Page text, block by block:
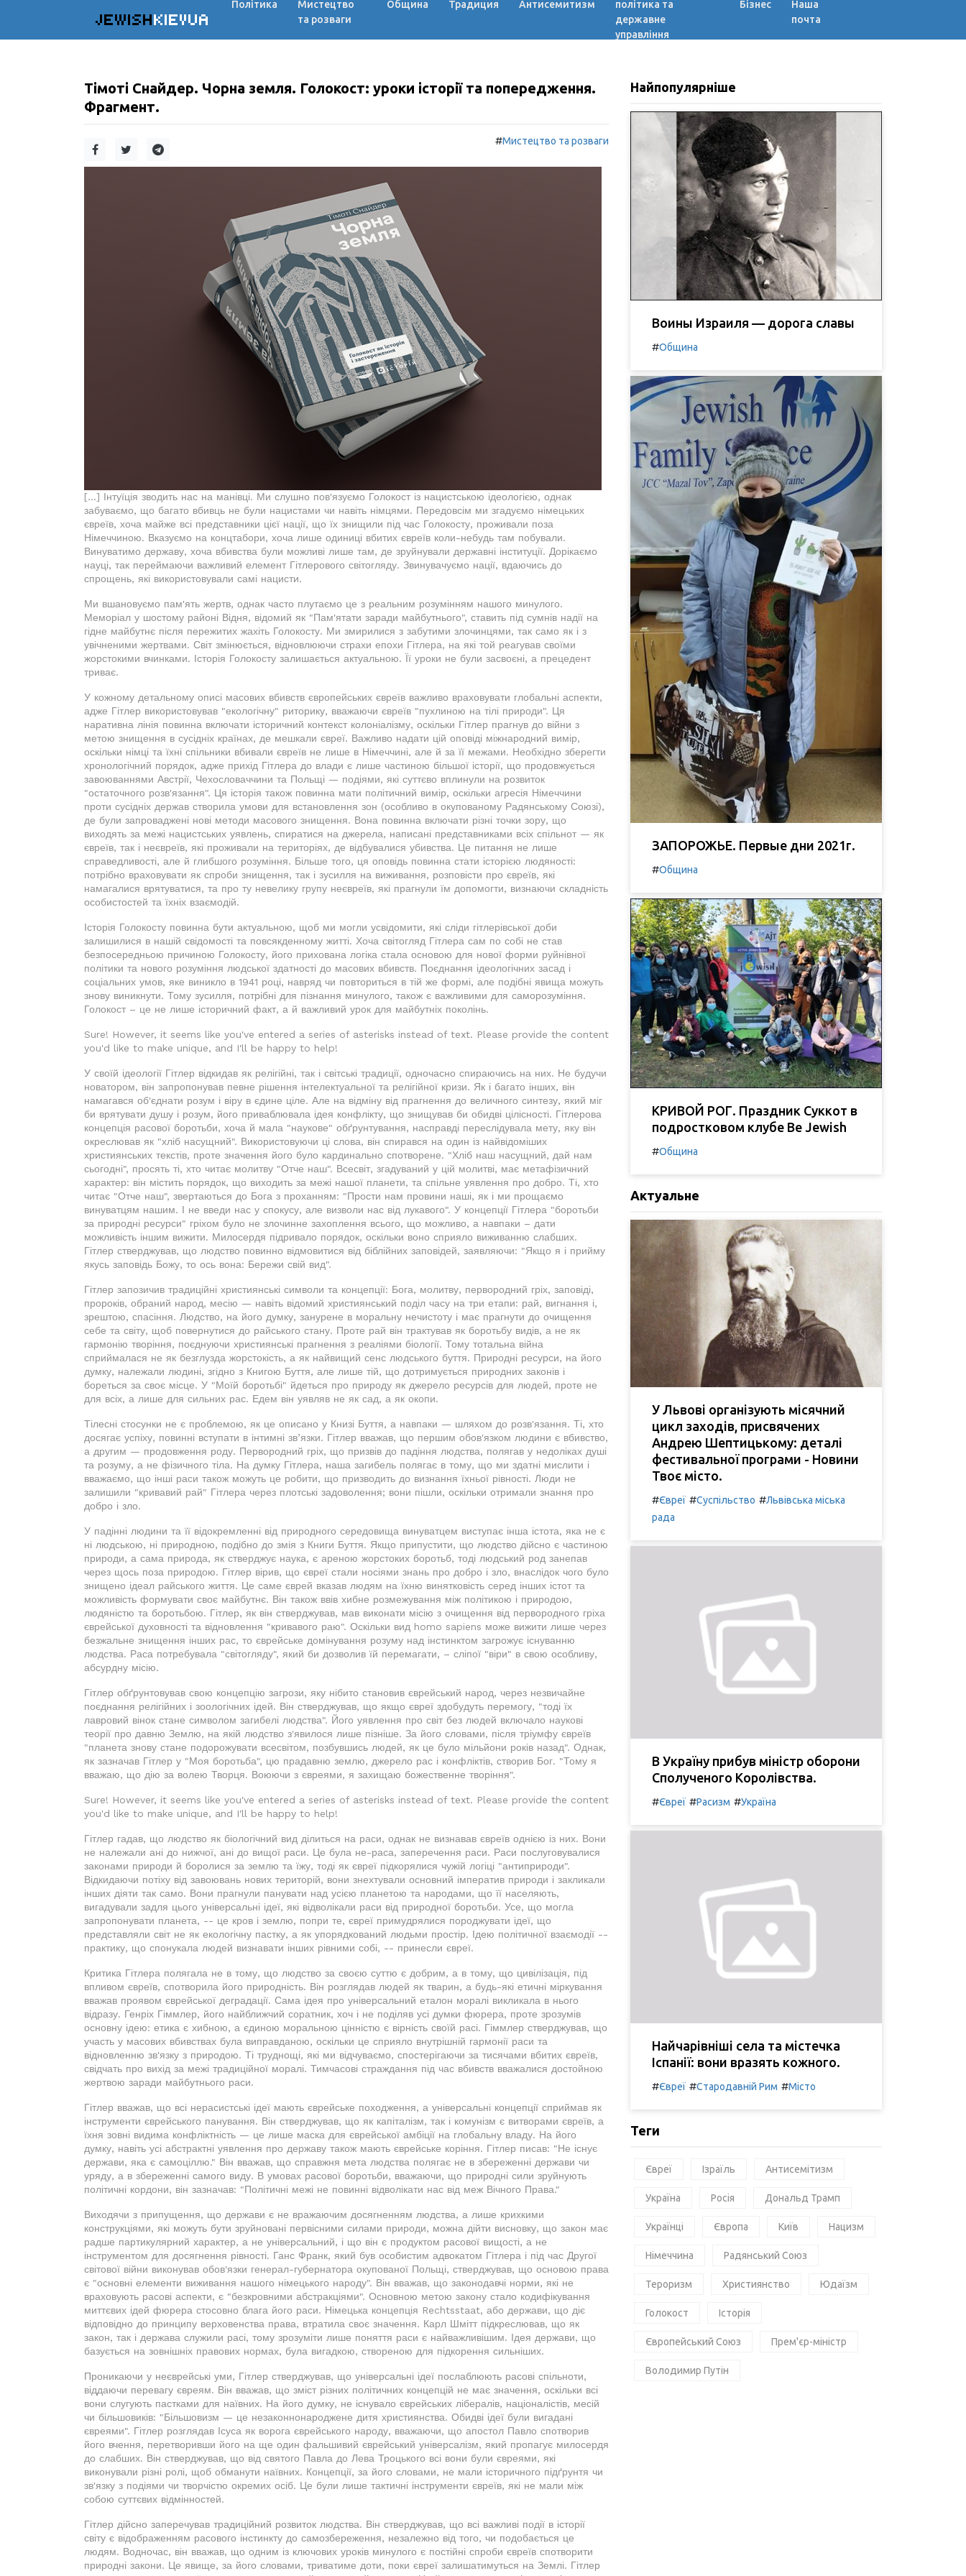
JEWISHKIEVUA
Політика
Мистецтво
та розваги
Община Традиция Антисемитизм
політика та
державне
управління
Бізнес
Наша
почта
Тімоті Снайдер. Чорна земля. Голокост: уроки історії та попередження.
Фрагмент.
#Мистецтво та розваги
[...] Інтуїція зводить нас на манівці. Ми слушно пов'язуємо Голокост із нацистською ідеологією, однак
забуваємо, що багато вбивць не були нацистами чи навіть німцями. Передовсім ми згадуємо німецьких
євреїв, хоча майже всі представники цієї нації, що їх знищили під час Голокосту, проживали поза
Німеччиною. Вказуємо на концтабори, хоча лише одиниці вбитих євреїв коли-небудь там побували.
Винуватимо державу, хоча вбивства були можливі лише там, де зруйнували державні інституції. Дорікаємо
науці, так переймаючи важливий елемент Гітлерового світогляду. Звинувачуємо нації, вдаючись до
спрощень, які використовували самі нацисти.
Ми вшановуємо пам'ять жертв, однак часто плутаємо це з реальним розумінням нашого минулого.
Меморіал у шостому районі Відня, відомий як "Пам'ятати заради майбутнього", ставить під сумнів надії на
гідне майбутнє після пережитих жахіть Голокосту. Ми змирилися з забутими злочинцями, так само як і з
увічненими жертвами. Світ змінюється, відновлюючи страхи епохи Гітлера, на які той реагував своїми
жорстокими вчинками. Історія Голокосту залишається актуальною. Її уроки не були засвоєні, а прецедент
триває.
У кожному детальному описі масових вбивств європейських євреїв важливо враховувати глобальні аспекти,
адже Гітлер використовував "екологічну" риторику, вважаючи євреїв "пухлиною на тілі природи". Ця
наративна лінія повинна включати історичний контекст колоніалізму, оскільки Гітлер прагнув до війни з
метою знищення в сусідніх країнах, де мешкали євреї. Важливо надати цій оповіді міжнародний вимір,
оскільки німці та їхні спільники вбивали євреїв не лише в Німеччині, але й за її межами. Необхідно зберегти
хронологічний порядок, адже прихід Гітлера до влади є лише частиною більшої історії, що продовжується
завоюваннями Австрії, Чехословаччини та Польщі — подіями, які суттєво вплинули на розвиток
"остаточного розв'язання". Ця історія також повинна мати політичний вимір, оскільки агресія Німеччини
проти сусідніх держав створила умови для встановлення зон (особливо в окупованому Радянському Союзі),
де були запроваджені нові методи масового знищення. Вона повинна включати різні точки зору, що
виходять за межі нацистських уявлень, спиратися на джерела, написані представниками всіх спільнот — як
євреїв, так і неєвреїв, які проживали на територіях, де відбувалися убивства. Це питання не лише
справедливості, але й глибшого розуміння. Більше того, ця оповідь повинна стати історією людяності:
потрібно враховувати як спроби знищення, так і зусилля на виживання, розповісти про євреїв, які
намагалися врятуватися, та про ту невелику групу неєвреїв, які прагнули їм допомогти, визнаючи складність
особистостей та їхніх взаємодій.
Історія Голокосту повинна бути актуальною, щоб ми могли усвідомити, які сліди гітлерівської доби
залишилися в нашій свідомості та повсякденному житті. Хоча світогляд Гітлера сам по собі не став
безпосередньою причиною Голокосту, його прихована логіка стала основою для нової форми руйнівної
політики та нового розуміння людської здатності до масових вбивств. Поєднання ідеологічних засад і
соціальних умов, яке виникло в 1941 році, навряд чи повториться в тій же формі, але подібні явища можуть
знову виникнути. Тому зусилля, потрібні для пізнання минулого, також є важливими для саморозуміння.
Голокост – це не лише історичний факт, а й важливий урок для майбутніх поколінь.
Sure! However, it seems like you've entered a series of asterisks instead of text. Please provide the content
you'd like to make unique, and I'll be happy to help!
У своїй ідеології Гітлер відкидав як релігійні, так і світські традиції, одночасно спираючись на них. Не будучи
новатором, він запропонував певне рішення інтелектуальної та релігійної кризи. Як і багато інших, він
намагався об'єднати розум і віру в єдине ціле. Але на відміну від прагнення до величного синтезу, який міг
би врятувати душу і розум, його приваблювала ідея конфлікту, що знищував би обидві цілісності. Гітлерова
концепція расової боротьби, хоча й мала "наукове" обґрунтування, насправді переслідувала мету, яку він
окреслював як "хліб насущний". Використовуючи ці слова, він спирався на один із найвідоміших
християнських текстів, проте значення його було кардинально спотворене. "Хліб наш насущний, дай нам
сьогодні", просять ті, хто читає молитву "Отче наш". Всесвіт, згадуваний у цій молитві, має метафізичний
характер: він містить порядок, що виходить за межі нашої планети, та спільне уявлення про добро. Ті, хто
читає "Отче наш", звертаються до Бога з проханням: "Прости нам провини наші, як і ми прощаємо
винуватцям нашим. І не введи нас у спокусу, але визволи нас від лукавого". У концепції Гітлера "боротьби
за природні ресурси" гріхом було не злочинне захоплення всього, що можливо, а навпаки – дати
можливість іншим вижити. Милосердя підривало порядок, оскільки воно сприяло виживанню слабших.
Гітлер стверджував, що людство повинно відмовитися від біблійних заповідей, заявляючи: "Якщо я і прийму
якусь заповідь Божу, то ось вона: Бережи свій вид".
Гітлер запозичив традиційні християнські символи та концепції: Бога, молитву, первородний гріх, заповіді,
пророків, обраний народ, месію — навіть відомий християнський поділ часу на три етапи: рай, вигнання і,
зрештою, спасіння. Людство, на його думку, занурене в моральну нечистоту і має прагнути до очищення
себе та світу, щоб повернутися до райського стану. Проте рай він трактував як боротьбу видів, а не як
гармонію творіння, поєднуючи християнські прагнення з реаліями біології. Тому тотальна війна
сприймалася не як безглузда жорстокість, а як найвищий сенс людського буття. Природні ресурси, на його
думку, належали людині, згідно з Книгою Буття, але лише тій, що дотримується природних законів і
бореться за своє місце. У "Моїй боротьбі" йдеться про природу як джерело ресурсів для людей, проте не
для всіх, а лише для сильних рас. Едем він уявляв не як сад, а як окопи.
Тілесні стосунки не є проблемою, як це описано у Книзі Буття, а навпаки — шляхом до розв'язання. Ті, хто
досягає успіху, повинні вступати в інтимні зв’язки. Гітлер вважав, що першим обов'язком людини є вбивство,
а другим — продовження роду. Первородний гріх, що призвів до падіння людства, полягав у недоліках душі
та розуму, а не фізичного тіла. На думку Гітлера, наша загибель полягає в тому, що ми здатні мислити і
вважаємо, що інші раси також можуть це робити, що призводить до визнання їхньої рівності. Люди не
залишили "кривавий рай" Гітлера через плотські задоволення; вони пішли, оскільки отримали знання про
добро і зло.
У падінні людини та її відокремленні від природного середовища винуватцем виступає інша істота, яка не є
ні людською, ні природною, подібно до змія з Книги Буття. Якщо припустити, що людство дійсно є частиною
природи, а сама природа, як стверджує наука, є ареною жорстоких боротьб, тоді людський род занепав
через щось поза природою. Гітлер вірив, що євреї стали носіями знань про добро і зло, внаслідок чого було
знищено ідеал райського життя. Це саме єврей вказав людям на їхню винятковість серед інших істот та
можливість формувати своє майбутнє. Він також ввів хибне розмежування між політикою і природою,
людяністю та боротьбою. Гітлер, як він стверджував, мав виконати місію з очищення від первородного гріха
єврейської духовності та відновлення "кривавого раю". Оскільки вид homo sapiens може вижити лише через
безжальне знищення інших рас, то єврейське домінування розуму над інстинктом загрожує існуванню
людства. Раса потребувала "світогляду", який би дозволив їй перемагати, – сліпої "віри" в свою особливу,
абсурдну місію.
Гітлер обґрунтовував свою концепцію загрози, яку нібито становив єврейський народ, через незвичайне
поєднання релігійних і зоологічних ідей. Він стверджував, що якщо євреї здобудуть перемогу, "тоді їх
лавровий вінок стане символом загибелі людства". Його уявлення про світ без людей включало наукові
теорії про давню Землю, на якій людство з'явилося лише пізніше. За його словами, після тріумфу євреїв
"планета знову стане подорожувати всесвітом, позбувшись людей, як це було мільйони років назад". Однак,
як зазначав Гітлер у "Моя боротьба", цю прадавню землю, джерело рас і конфліктів, створив Бог. "Тому я
вважаю, що дію за волею Творця. Воюючи з євреями, я захищаю божественне творіння".
Sure! However, it seems like you've entered a series of asterisks instead of text. Please provide the content
you'd like to make unique, and I'll be happy to help!
Гітлер гадав, що людство як біологічний вид ділиться на раси, однак не визнавав євреїв однією із них. Вони
не належали ані до нижчої, ані до вищої раси. Це була не-раса, заперечення раси. Раси послуговувалися
законами природи й боролися за землю та їжу, тоді як євреї підкорялися чужій логіці "антиприроди".
Відкидаючи потіху від завоювань нових територій, вони знехтували основний імператив природи і закликали
інших діяти так само. Вони прагнули панувати над усією планетою та народами, що її населяють,
вигадували задля цього універсальні ідеї, які відволікали раси від природної боротьби. Усе, що могла
запропонувати планета, -- це кров і землю, попри те, євреї примудрялися породжувати ідеї, що
представляли світ не як екологічну пастку, а як упорядкований людьми простір. Ідею політичної взаємодії --
практику, що спонукала людей визнавати інших рівними собі, -- принесли євреї.
Критика Гітлера полягала не в тому, що людство за своєю суттю є добрим, а в тому, що цивілізація, під
впливом євреїв, спотворила його природність. Він розглядав людей як тварин, а будь-які етичні міркування
вважав проявом єврейської деградації. Сама ідея про універсальний еталон моралі викликала в нього
відразу. Генріх Гіммлер, його найближчий соратник, хоч і не поділяв усі думки фюрера, проте зрозумів
основну ідею: етика є хибною, а єдиною моральною цінністю є вірність своїй расі. Гіммлер стверджував, що
участь у масових вбивствах була виправданою, оскільки це сприяло внутрішній гармонії раси та
відновленню зв'язку з природою. Ті труднощі, які ми відчуваємо, спостерігаючи за тисячами вбитих євреїв,
свідчать про вихід за межі традиційної моралі. Тимчасові страждання під час вбивств вважалися достойною
жертвою заради майбутнього раси.
Гітлер вважав, що всі нерасистські ідеї мають єврейське походження, а універсальні концепції сприймав як
інструменти єврейського панування. Він стверджував, що як капіталізм, так і комунізм є витворами євреїв, а
їхня зовні видима конфліктність — це лише маска для єврейської амбіції на глобальну владу. На його
думку, навіть усі абстрактні уявлення про державу також мають єврейське коріння. Гітлер писав: "Не існує
держави, яка є самоціллю." Він вважав, що справжня мета людства полягає не в збереженні держави чи
уряду, а в збереженні самого виду. В умовах расової боротьби, вважаючи, що природні сили зруйнують
політичні кордони, він зазначав: "Політичні межі не повинні відволікати нас від меж Вічного Права."
Виходячи з припущення, що держави є не вражаючим досягненням людства, а лише крихкими
конструкціями, які можуть бути зруйновані первісними силами природи, можна дійти висновку, що закон має
радше партикулярний характер, а не універсальний, і що він є продуктом расової вищості, а не
інструментом для досягнення рівності. Ганс Франк, який був особистим адвокатом Гітлера і під час Другої
світової війни виконував обов'язки генерал-губернатора окупованої Польщі, стверджував, що основою права
є "основні елементи виживання нашого німецького народу". Він вважав, що законодавчі норми, які не
враховують расові аспекти, є "безкровними абстракціями". Основною метою закону стало кодифікування
миттєвих ідей фюрера стосовно блага його раси. Німецька концепція Rechtsstaat, або держави, що діє
відповідно до принципу верховенства права, втратила своє значення. Карл Шмітт підкреслював, що як
закон, так і держава служили расі, тому зрозуміти лише поняття раси є найважливішим. Ідея держави, що
базується на зовнішніх правових нормах, була вигадкою, створеною для підкорення сильніших.
Проникаючи у неєврейські уми, Гітлер стверджував, що універсальні ідеї послаблюють расові спільноти,
віддаючи перевагу євреям. Він вважав, що зміст різних політичних концепцій не має значення, оскільки всі
вони слугують пастками для наївних. На його думку, не існувало єврейських лібералів, націоналістів, месій
чи більшовиків: "Більшовизм — це незаконнонароджене дитя християнства. Обидві ідеї були вигадані
євреями". Гітлер розглядав Ісуса як ворога єврейського народу, вважаючи, що апостол Павло спотворив
його вчення, перетворивши його на ще один фальшивий єврейський універсалізм, який пропагує милосердя
до слабших. Він стверджував, що від святого Павла до Лева Троцького всі вони були євреями, які
виконували різні ролі, щоб обманути наївних. Концепції, за його словами, не мали історичного підґрунтя чи
зв'язку з подіями чи творчістю окремих осіб. Це були лише тактичні інструменти євреїв, які не мали між
собою суттєвих відмінностей.
Гітлер дійсно заперечував традиційний розвиток людства. Він стверджував, що всі важливі події в історії
світу є відображенням расового інстинкту до самозбереження, незалежно від того, чи подобається це
людям. Водночас, він вважав, що одним із ключових уроків минулого є постійні спроби євреїв спотворити
природні закони. Це явище, за його словами, триватиме доти, поки євреї залишатимуться на Землі. Гітлер
Найпопулярніше
Воины Израиля — дорога славы
#Община
ЗАПОРОЖЬЕ. Первые дни 2021г.
#Община
КРИВОЙ РОГ. Праздник Суккот в
подростковом клубе Be Jewish
#Община
Актуальне
У Львові організують місячний
цикл заходів, присвячених
Андрею Шептицькому: деталі
фестивальної програми - Новини
Твоє місто.
#Євреї #Суспільство #Львівська міська
рада
В Україну прибув міністр оборони
Сполученого Королівства.
#Євреї #Расизм #Україна
Найчарівніші села та містечка
Іспанії: вони вразять кожного.
#Євреї #Стародавній Рим #Місто
Теги
Євреї Ізраїль Антисемітизм
Україна Росія Дональд Трамп
Українці Європа Київ Нацизм
Німеччина Радянський Союз
Тероризм Християнство Юдаїзм
Голокост Історія
Європейський Союз Прем'єр-міністр
Володимир Путін